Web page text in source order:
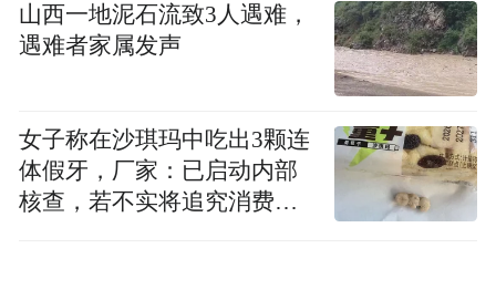
山西一地泥石流致3人遇难，
遇难者家属发声
女子称在沙琪玛中吃出3颗连
体假牙，厂家：已启动内部
核查，若不实将追究消费者